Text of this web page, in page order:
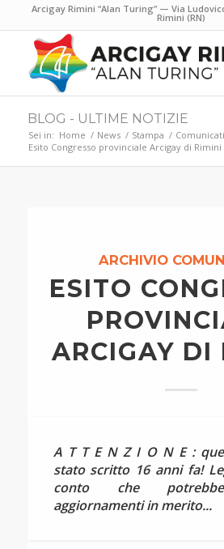
Arcigay Rimini “Alan Turing” — Via
Rimini (RN)
BLOG - ULTIME NOTIZIE
Sei in: Home / News / Stampa / Comunicati
Esito Congresso provinciale Arcigay di Rimini
ARCHIVIO
ESITO
ARCIGAY DI
A T T E N Z I O N E :
stato scritto 16 anni fa!
conto che
aggiornamenti in merito...